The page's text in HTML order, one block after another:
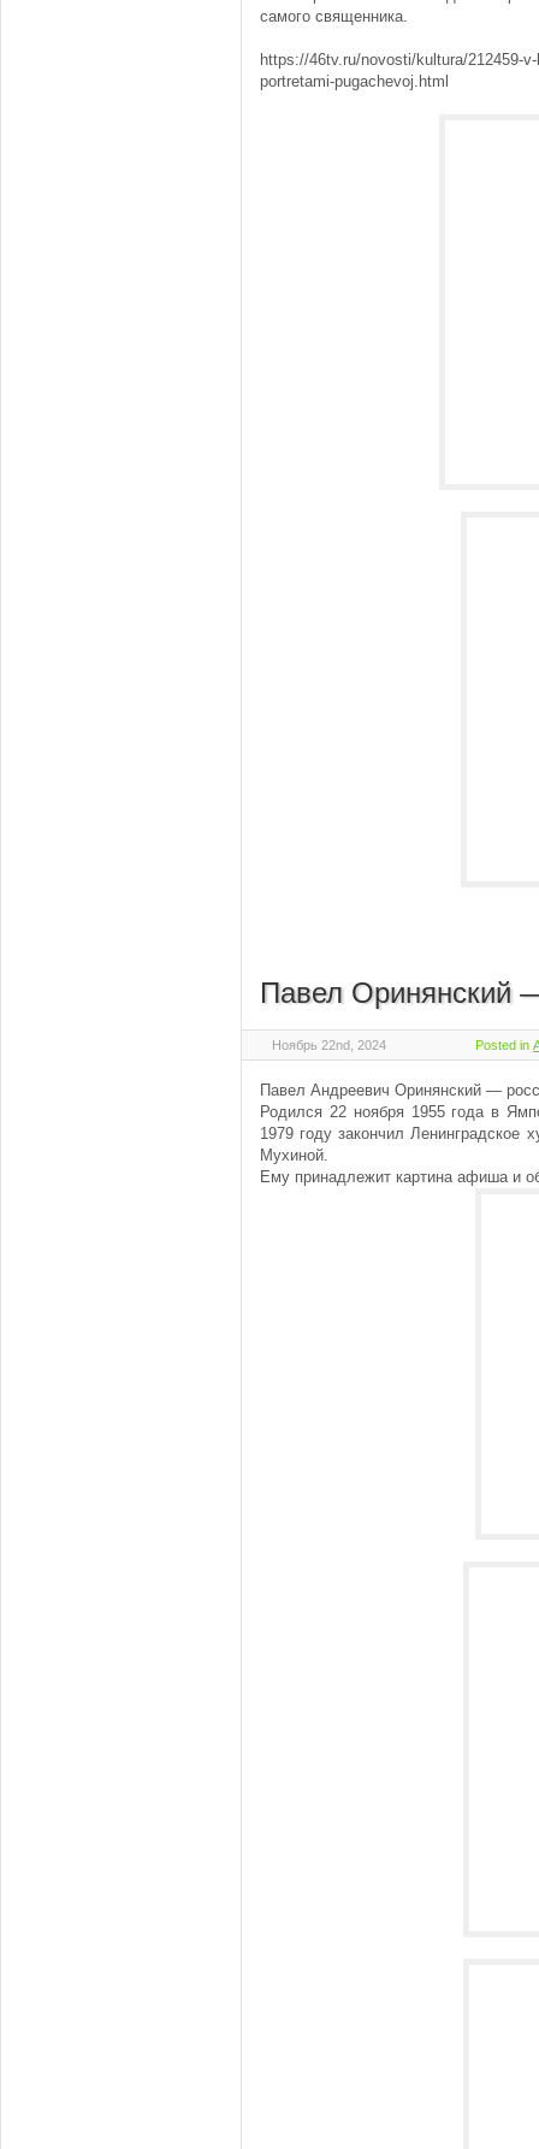
самого священника.
https://46tv.ru/novosti/kultura/212459-
portretami-pugachevoj.html
Павел Оринянский
Ноябрь 22nd, 2024 Posted in
Павел Андреевич Оринянский —
Родился 22 ноября 1955 года в
1979 году закончил
Мухиной.
Ему принадлежит картина афиша и